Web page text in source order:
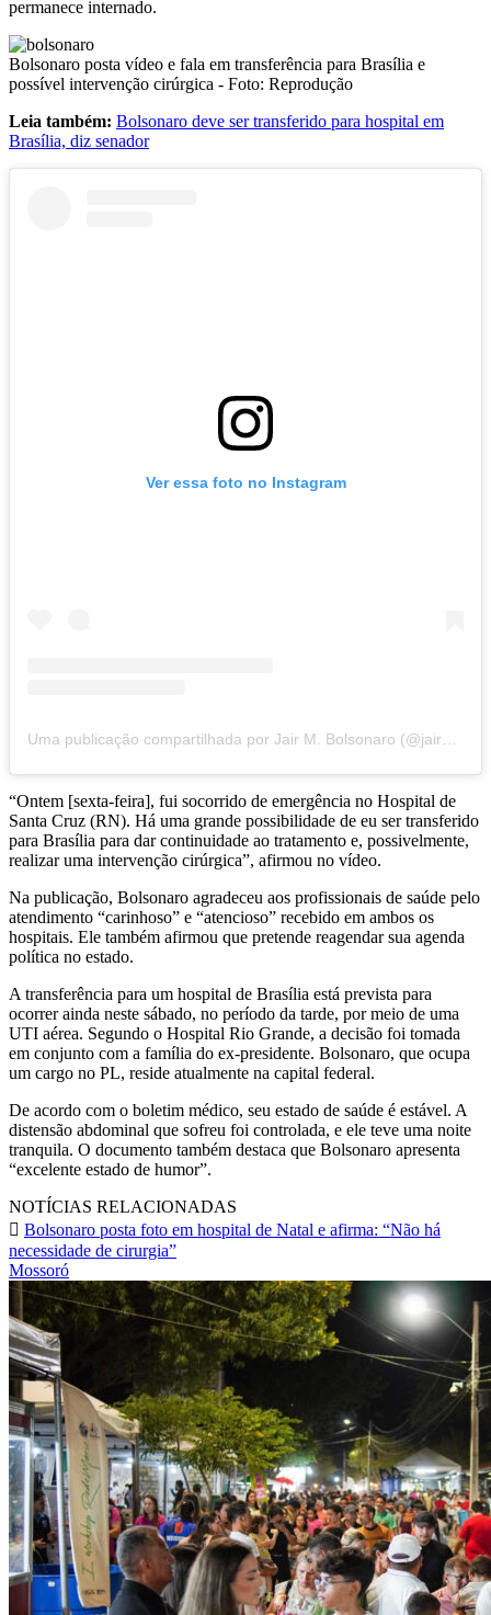
permanece internado.
Bolsonaro posta vídeo e fala em transferência para Brasília e
possível intervenção cirúrgica - Foto: Reprodução
Leia também: Bolsonaro deve ser transferido para hospital em
Brasília, diz senador
Ver essa foto no Instagram
“Ontem [sexta-feira], fui socorrido de emergência no Hospital de
Santa Cruz (RN). Há uma grande possibilidade de eu ser transferido
para Brasília para dar continuidade ao tratamento e, possivelmente,
realizar uma intervenção cirúrgica”, afirmou no vídeo.
Na publicação, Bolsonaro agradeceu aos profissionais de saúde pelo
atendimento “carinhoso” e “atencioso” recebido em ambos os
hospitais. Ele também afirmou que pretende reagendar sua agenda
política no estado.
A transferência para um hospital de Brasília está prevista para
ocorrer ainda neste sábado, no período da tarde, por meio de uma
UTI aérea. Segundo o Hospital Rio Grande, a decisão foi tomada
em conjunto com a família do ex-presidente. Bolsonaro, que ocupa
um cargo no PL, reside atualmente na capital federal.
De acordo com o boletim médico, seu estado de saúde é estável. A
distensão abdominal que sofreu foi controlada, e ele teve uma noite
tranquila. O documento também destaca que Bolsonaro apresenta
“excelente estado de humor”.
NOTÍCIAS RELACIONADAS
Bolsonaro posta foto em hospital de Natal e afirma: “Não há
necessidade de cirurgia”
Mossoró